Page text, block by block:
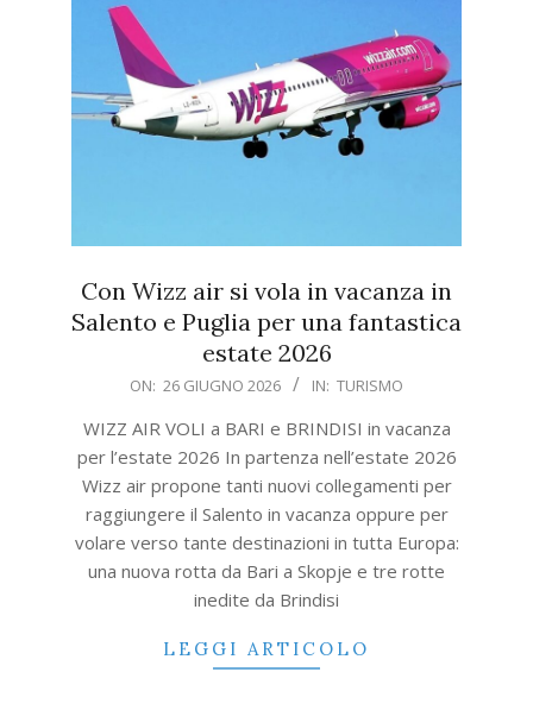
Con Wizz air si vola in vacanza in
Salento e Puglia per una fantastica
estate 2026
26
ON: 26 GIUGNO 2026 IN: TURISMO
WIZZ AIR VOLI a BARI e BRINDISI in vacanza
per l’estate 2026 In partenza nell’estate 2026
Wizz air propone tanti nuovi collegamenti per
raggiungere il Salento in vacanza oppure per
volare verso tante destinazioni in tutta Europa:
una nuova rotta da Bari a Skopje e tre rotte
inedite da Brindisi
LEGGI ARTICOLO